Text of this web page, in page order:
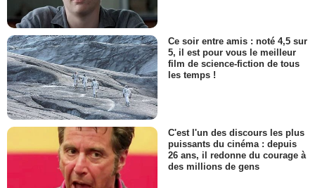
Ce soir entre amis : noté 4,5 sur
5, il est pour vous le meilleur
film de science-fiction de tous
les temps !
C'est l'un des discours les plus
puissants du cinéma : depuis
26 ans, il redonne du courage à
des millions de gens